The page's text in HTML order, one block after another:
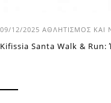
09/12/2025 ΑΘΛΗΤΙΣΜΌΣ ΚΑΙ
Kifissia Santa Walk & Run: